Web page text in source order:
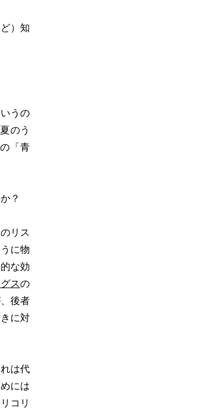
）知
うの
のう
「青
？
リス
に物
な効
スの
後者
に対
は代
には
コリ